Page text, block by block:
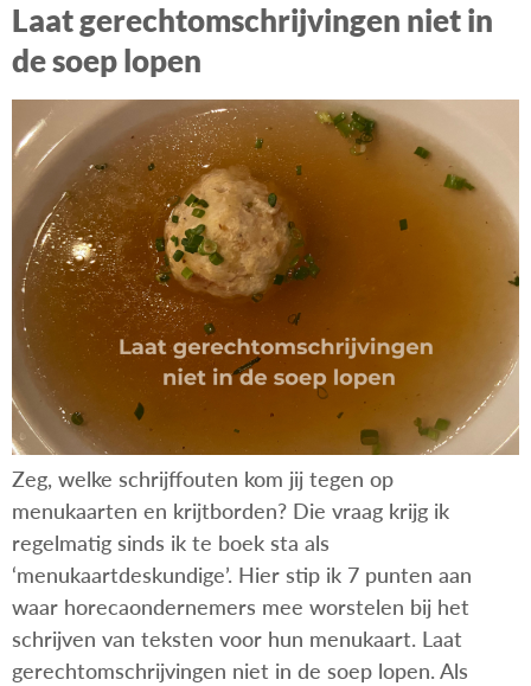
Laat gerechtomschrijvingen niet in
de soep lopen
Zeg, welke schrijffouten kom jij tegen op
menukaarten en krijtborden? Die vraag krijg ik
regelmatig sinds ik te boek sta als
‘menukaartdeskundige’. Hier stip ik 7 punten aan
waar horecaondernemers mee worstelen bij het
schrijven van teksten voor hun menukaart. Laat
gerechtomschrijvingen niet in de soep lopen. Als